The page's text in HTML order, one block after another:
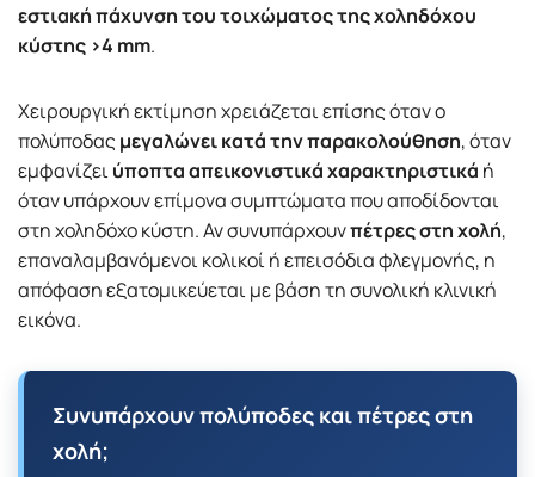
εστιακή πάχυνση του τοιχώματος της χοληδόχου
κύστης >4 mm.
Χειρουργική εκτίμηση χρειάζεται επίσης όταν ο
πολύποδαςμεγαλώνει κατά την παρακολούθηση, όταν
εμφανίζειύποπτα απεικονιστικά χαρακτηριστικά ή
όταν υπάρχουν επίμονα συμπτώματα που αποδίδονται
στη χοληδόχο κύστη. Αν συνυπάρχουνπέτρες στη χολή,
επαναλαμβανόμενοι κολικοί ή επεισόδια φλεγμονής, η
απόφαση εξατομικεύεται με βάση τη συνολική κλινική
εικόνα.
Συνυπάρχουν πολύποδες και πέτρες στη
χολή;